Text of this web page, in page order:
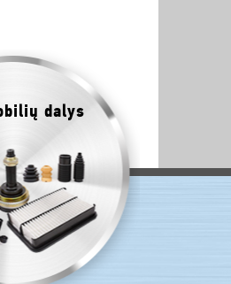
dalys